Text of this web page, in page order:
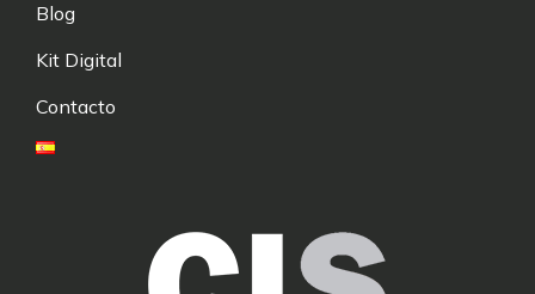
Blog
Kit Digital
Contacto